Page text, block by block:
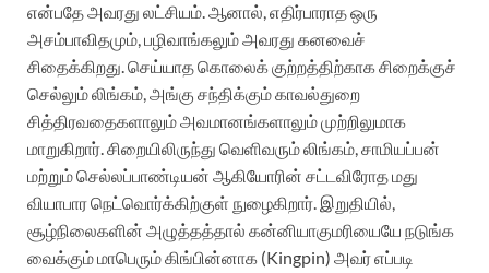
என்பதே அவரது லட்சியம். ஆனால், எதிர்பாராத ஒரு
அசம்பாவிதமும், பழிவாங்கலும் அவரது கனவைச்
சிதைக்கிறது. செய்யாத கொலைக் குற்றத்திற்காக சிறைக்குச்
செல்லும் லிங்கம், அங்கு சந்திக்கும் காவல்துறை
சித்திரவதைகளாலும் அவமானங்களாலும் முற்றிலுமாக
மாறுகிறார். சிறையிலிருந்து வெளிவரும் லிங்கம், சாமியப்பன்
மற்றும் செல்லப்பாண்டியன் ஆகியோரின் சட்டவிரோத மது
வியாபார நெட்வொர்க்கிற்குள் நுழைகிறார். இறுதியில்,
சூழ்நிலைகளின் அழுத்தத்தால் கன்னியாகுமரியையே நடுங்க
வைக்கும் மாபெரும் கிங்பின்னாக (Kingpin) அவர் எப்படி